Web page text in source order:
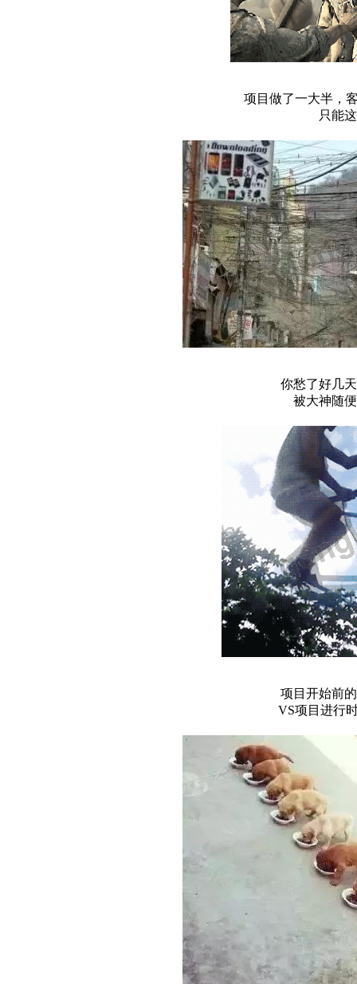
项目做了一大半，
只能
你愁了好几
被大神随
项目开始前
VS项目进行